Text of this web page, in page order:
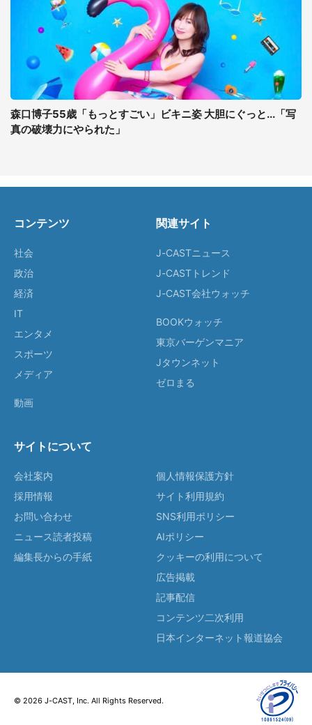
森口博子55歳「もっとすごい」ビキニ姿 大胆にぐっと...「写
真の破壊力にやられた」
コンテンツ
社会
政治
経済
IT
エンタメ
スポーツ
メディア
動画
関連サイト
J-CASTニュース
J-CASTトレンド
J-CAST会社ウォッチ
BOOKウォッチ
東京バーゲンマニア
Jタウンネット
ゼロまる
サイトについて
会社案内
採用情報
お問い合わせ
ニュース読者投稿
編集長からの手紙
個人情報保護方針
サイト利用規約
SNS利用ポリシー
AIポリシー
クッキーの利用について
広告掲載
記事配信
コンテンツ二次利用
日本インターネット報道協会
© 2026 J-CAST, Inc. All Rights Reserved.